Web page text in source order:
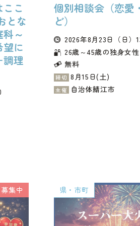
こ
とな
～
に
調理
個別相談会（恋愛
ど）
2026年8月23日 （日）
26歳～45歳の独身女性
無料
締切 8月15日(土)
主催 自治体鯖江市
募集中 県・市町